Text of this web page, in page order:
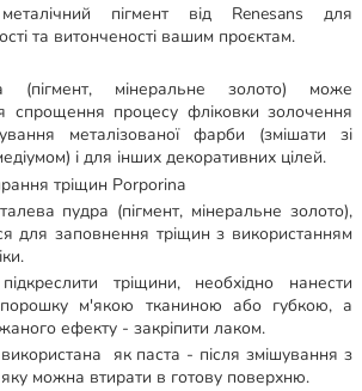
металічний пігмент від Renesans для
та витонченості вашим проєктам.
(пігмент, мінеральне золото) може
спрощення процесу фліковки золочення
металізованої фарби (змішати зі
і для інших декоративних цілей.
тріщин Porporina
пудра (пігмент, мінеральне золото),
для заповнення тріщин з використанням
тріщини, необхідно нанести
порошку м'якою тканиною або губкою, а
ефекту - закріпити лаком.
як паста - після змішування з
можна втирати в готову поверхню.